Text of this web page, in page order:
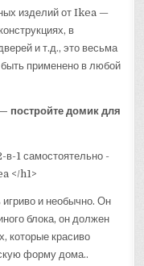
изделий от Ikea —
в
и т.д., это весьма
быть применено в любой
постройте домик для
и необычно. Он
блока, он должен
которые красиво
форму дома..